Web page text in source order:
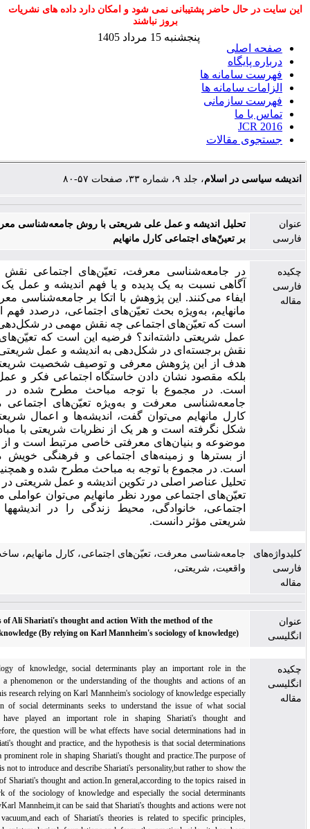
حال حاضر پشتیبانی نمی شود و امکان دارد داده های نشریات
اصلی
پایگاه
سامانه ها
سامانه ها
سازمانی
ما
مقالات
در اسلام، جلد ۹، شماره ۳۳، صفحات ۵۷-۸۰
تحلیل اندیشه و عمل علی شریعتی با روش جامعه‌شناسی معرفت با تکیه
بر تعینّ‌های اجتماعی کارل مانهایم
در جامعه‌شناسی معرفت، تعیّن‌های اجتماعی نقش مهمی در
آگاهی نسبت به یک پدیده و یا فهم اندیشه و عمل یک روشنفکر
ایفاء می‌کنند. این پژوهش با اتکا بر جامعه‌شناسی معرفت کارل
مانهایم، به‌ویژه بحث تعیّن‌های اجتماعی، درصدد فهم این مسئله
است که تعیّن‌های اجتماعی چه نقش مهمی در شکل‌دهی اندیشه و
عمل شریعتی داشته‌اند؟ فرضیه این است که تعیّن‌های اجتماعی
نقش برجسته‌ای در شکل‌دهی به اندیشه و عمل شریعتی داشته­اند.
هدف از این پژوهش معرفی و توصیف شخصیت شریعتی نیست،
بلکه مقصود نشان دادن خاستگاه اجتماعی فکر و عمل شریعتی
است. در مجموع با توجه مباحث مطرح شده در چهارچوب
جامعه‌شناسی معرفت و به‌ویژه تعیّن‌های اجتماعی مورد نظر
کارل مانهایم می‌توان گفت، اندیشه‌ها و اعمال شریعتی در خلأ
شکل نگرفته است و هر یک از نظریات شریعتی با مبادی، اصول
موضوعه و بنیان‌های معرفتی خاصی مرتبط است و از بعد عملی
از بسترها و زمینه‌های اجتماعی و فرهنگی خویش متأثر بوده
است. در مجموع با توجه به مباحث مطرح شده و همچنین تجزیه ‌و
تحلیل عناصر اصلی در تکوین اندیشه و عمل شریعتی در چهارچوب
تعیّن‌های اجتماعی مورد نظر مانهایم می‌توان عواملی مانند پایگاه
اجتماعی، خانوادگی، محیط زندگی را در اندیشه­ها و اعمال
شریعتی مؤثر دانست.
جامعه‌شناسی معرفت، تعیّن‌های اجتماعی، کارل مانهایم، ساخت اجتماعی
واقعیت، شریعتی،
The Analysis of Ali Shariati's thought and action With the method of the
sociology of knowledge (By relying on Karl Mannheim's sociology of knowledge)
In the sociology of knowledge, social determinants play an important role in the
awareness of a phenomenon or the understanding of the thoughts and actions of an
intellectual.This research relying on Karl Mannheim's sociology of knowledge especially
the discussion of social determinants seeks to understand the issue of what social
determinants have played an important role in shaping Shariati's thought and
practice.Therefore, the question will be what effects have social determinations had in
shaping Shariati's thought and practice, and the hypothesis is that social determinations
have played a prominent role in shaping Shariati's thought and practice.The purpose of
this research is not to introduce and describe Shariati's personality,but rather to show the
social origin of Shariati's thought and action.In general,according to the topics raised in
the framework of the sociology of knowledge and especially the social determinants
considered byKarl Mannheim,it can be said that Shariati's thoughts and actions were not
formed in a vacuum,and each of Shariati's theories is related to specific principles,